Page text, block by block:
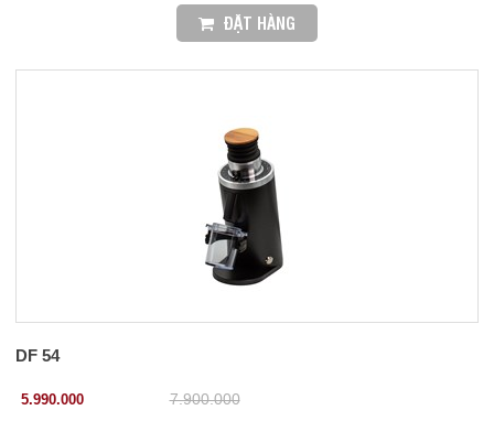
ĐẶT HÀNG
DF 54
5.990.000 7.900.000